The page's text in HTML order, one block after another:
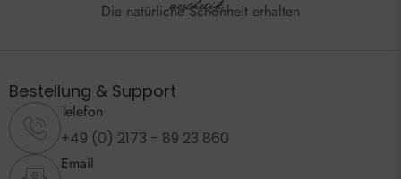
Die natürliche Schönheit erhalten
Bestellung & Support
Telefon
+49 (0) 2173 - 89 23 860
Email